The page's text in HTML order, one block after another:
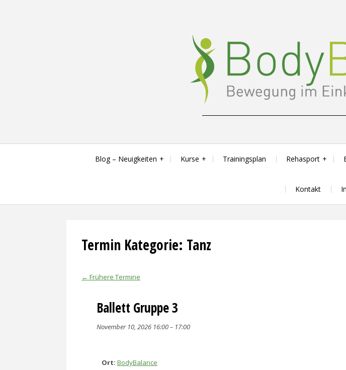
Blog – Neuigkeiten Kurse Trainingsplan Rehasport
Kontakt
Termin Kategorie: Tanz
← Frühere Termine
Ballett Gruppe 3
November 10, 2026 16:00– 17:00
Ort: BodyBalance